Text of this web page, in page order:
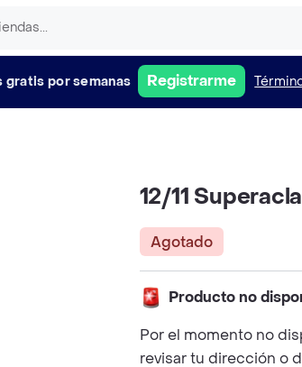
gratis por semanas Registrarme
12/11
Agotado
Producto no
Por el momento no
revisar tu dirección o